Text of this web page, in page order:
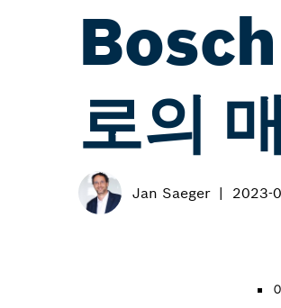
로의
Jan Saeger 2023-